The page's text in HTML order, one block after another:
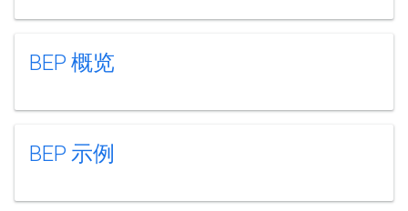
BEP 概览
BEP 示例